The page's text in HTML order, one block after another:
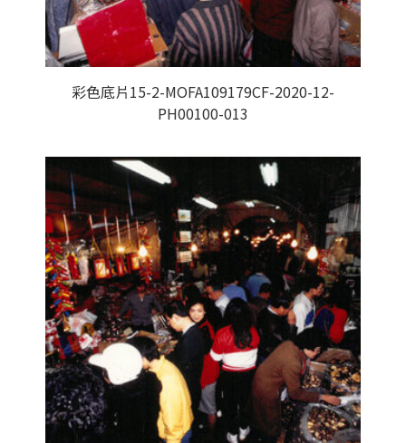
彩色底片15-2-MOFA109179CF-2020-12-
PH00100-013